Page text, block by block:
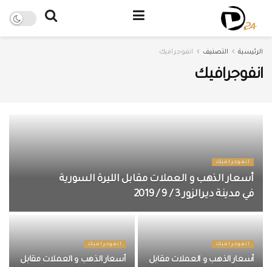
الرئيسية التصنيف انفوجرافيك
انفوجرافيك
انفوجرافيك
أسعار الذهب و العملات مقابل الليرة السورية
في مدينة ديرالزور 3 / 9 / 2019
انفوجرافيك
أسعار الذهب و العملات مقابل
انفوجرافيك
أسعار الذهب و العملات مقابل